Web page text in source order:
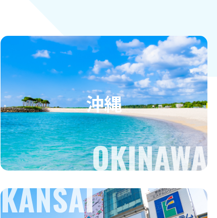
OKINAWA
沖縄
KANSAI